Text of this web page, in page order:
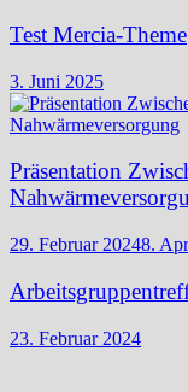
Test Mercia-Theme
3. Juni 2025
Präsentation
29. Februar 20248.
23. Februar 2024